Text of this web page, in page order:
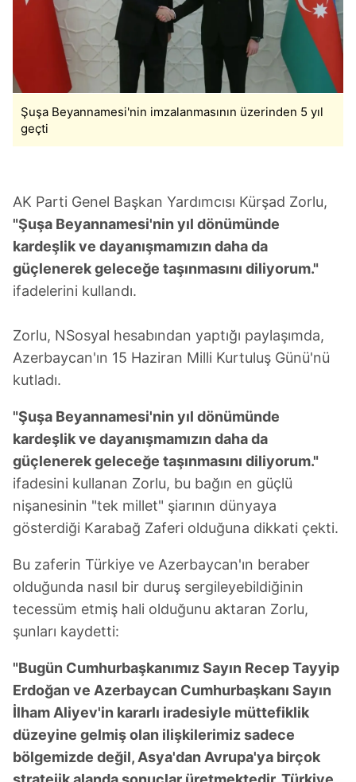
Şuşa Beyannamesi'nin imzalanmasının üzerinden 5 yıl
geçti
AK Parti Genel Başkan Yardımcısı Kürşad Zorlu,
"Şuşa Beyannamesi'nin yıl dönümünde
kardeşlik ve dayanışmamızın daha da
güçlenerek geleceğe taşınmasını diliyorum."
ifadelerini kullandı.
Zorlu, NSosyal hesabından yaptığı paylaşımda,
Azerbaycan'ın 15 Haziran Milli Kurtuluş Günü'nü
kutladı.
"Şuşa Beyannamesi'nin yıl dönümünde
kardeşlik ve dayanışmamızın daha da
güçlenerek geleceğe taşınmasını diliyorum."
ifadesini kullanan Zorlu, bu bağın en güçlü
nişanesinin "tek millet" şiarının dünyaya
gösterdiği Karabağ Zaferi olduğuna dikkati çekti.
Bu zaferin Türkiye ve Azerbaycan'ın beraber
olduğunda nasıl bir duruş sergileyebildiğinin
tecessüm etmiş hali olduğunu aktaran Zorlu,
şunları kaydetti:
"Bugün Cumhurbaşkanımız Sayın Recep Tayyip
Erdoğan ve Azerbaycan Cumhurbaşkanı Sayın
İlham Aliyev'in kararlı iradesiyle müttefiklik
düzeyine gelmiş olan ilişkilerimiz sadece
bölgemizde değil, Asya'dan Avrupa'ya birçok